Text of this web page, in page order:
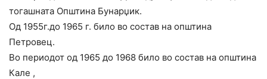
тогашната Општина Бунарџик.
Од 1955г.до 1965 г. било во состав на општина
Петровец.
Во периодот од 1965 до 1968 било во состав на општина
Кале ,